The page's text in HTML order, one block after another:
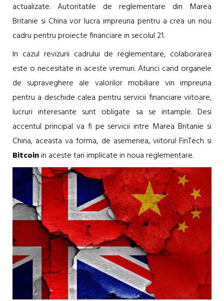
actualizate. Autoritatile de reglementare din Marea
Britanie si China vor lucra impreuna pentru a crea un nou
cadru pentru proiecte financiare in secolul 21.
In cazul revizurii cadrului de reglementare, colaborarea
este o necesitate in aceste vremuri. Atunci cand organele
de supraveghere ale valorilor mobiliare vin impreuna
pentru a deschide calea pentru servicii financiare viitoare,
lucruri interesante sunt obligate sa se intample. Desi
accentul principal va fi pe servicii intre Marea Britanie si
China, aceasta va forma, de asemenea, viitorul FinTech si
Bitcoinin aceste tari implicate in noua reglementare.